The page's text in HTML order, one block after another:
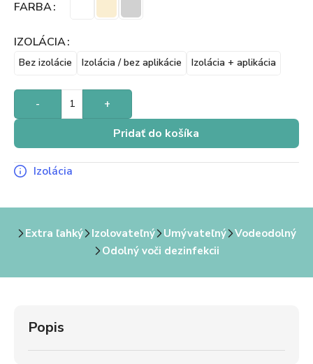
FARBA
IZOLÁCIA
Bez izolácie Izolácia / bez aplikácie Izolácia + aplikácia
- +
Pridať do košíka
Izolácia
Extra ľahký Izolovateľný Umývateľný
Vodeodolný
Odolný voči dezinfekcii
Popis